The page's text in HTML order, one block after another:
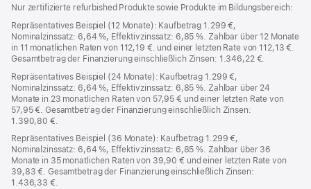
Nur zertifizierte refurbished Produkte sowie Produkte im Bildungsbereich:
Repräsentatives Beispiel (12 Monate): Kaufbetrag 1.299 €,
Nominalzinssatz: 6,64 %, Effektivzinssatz: 6,85 %. Zahlbar über 12 Monate
in 11 monatlichen Raten von 112,19 €. und einer letzten Rate von 112,13 €.
Gesamtbetrag der Finanzierung einschließlich Zinsen: 1.346,22 €.
Repräsentatives Beispiel (24 Monate): Kaufbetrag 1.299 €,
Nominalzinssatz: 6,64 %, Effektivzinssatz: 6,85 %. Zahlbar über 24
Monate in 23 monatlichen Raten von 57,95 € und einer letzten Rate von
57,95 €. Gesamtbetrag der Finanzierung einschließlich Zinsen:
1.390,80 €.
Repräsentatives Beispiel (36 Monate): Kaufbetrag 1.299 €,
Nominalzinssatz: 6,64 %, Effektivzinssatz: 6,85 %. Zahlbar über 36
Monate in 35 monatlichen Raten von 39,90 € und einer letzten Rate von
39,83 €. Gesamtbetrag der Finanzierung einschließlich Zinsen:
1.436,33 €.